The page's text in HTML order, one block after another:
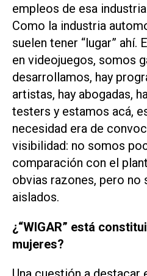
empleos de esa
Como la industria
suelen tener “lugar” ahí.
en videojuegos, somos
desarrollamos, hay
artistas, hay abogadas,
testers y estamos acá,
necesidad era de
visibilidad: no somos
comparación con el
obvias razones, pero no
aislados.
¿“WIGAR” está
mujeres?